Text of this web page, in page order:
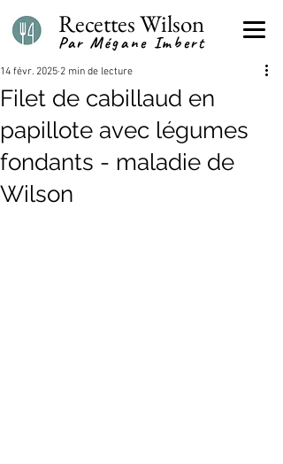
Par Mégane Imbert
Recettes Wilson
Filet de cabillaud en
papillote avec légumes
fondants - maladie de
Wilson
14 févr. 2025 2 min de lecture